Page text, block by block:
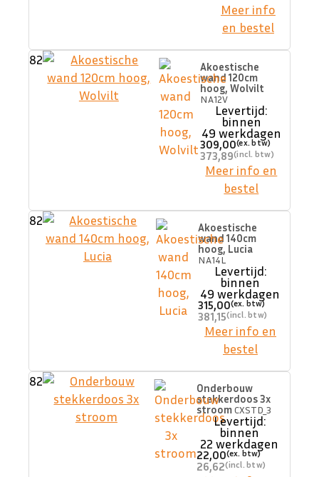
Meer info
en bestel
82
Akoestische
wand 120cm
hoog, Wolvilt
NA12V
Levertijd:
binnen
49 werkdagen
309,00
373,89
Meer info en
bestel
82
Akoestische
wand 140cm
hoog, Lucia
NA14L
Levertijd:
binnen
49 werkdagen
315,00
381,15
Meer info en
bestel
82
Onderbouw
stekkerdoos 3x
stroomCXSTD_3
Levertijd:
binnen
22 werkdagen
22,00
26,62